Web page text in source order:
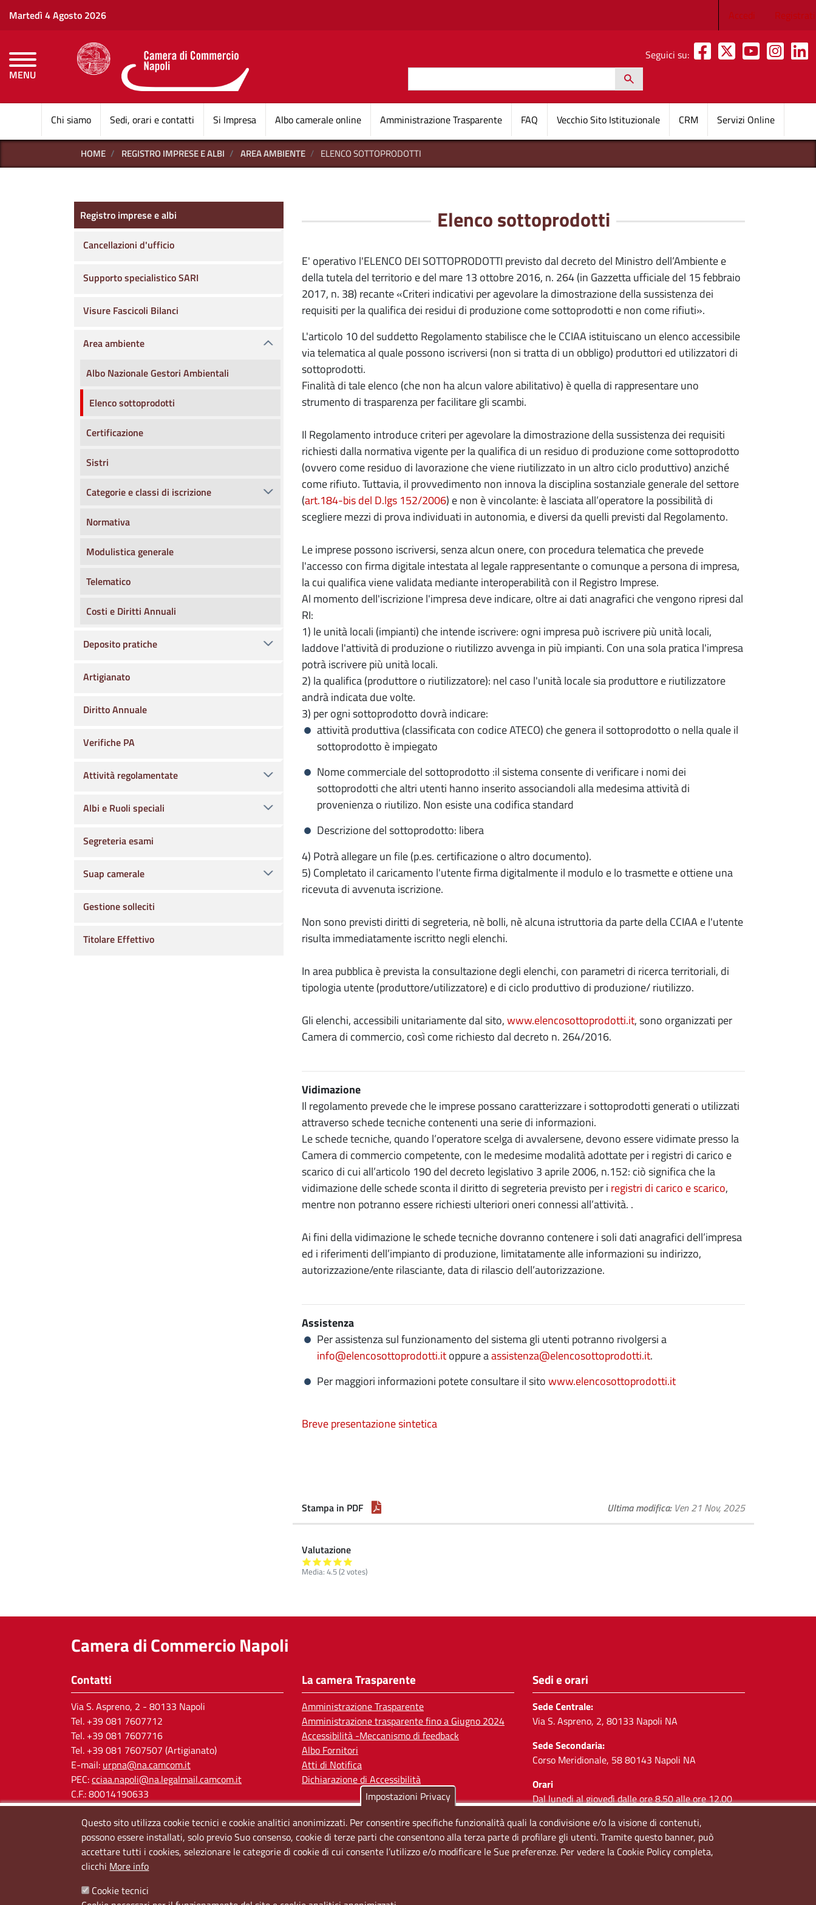
Martedì 4 Agosto 2026 Menu
Accedi Registrati
MENU
CAMERE DI COMMERCIO D'ITALIA
Seguici su:
h
Navigazione principale
Chi siamo Sedi, orari e contatti Si Impresa Albo camerale online Amministrazione Trasparente FAQ Vecchio Sito Istituzionale CRM Servizi Online
HOME REGISTRO IMPRESE E ALBI AREA AMBIENTE ELENCO SOTTOPRODOTTI
Elenco sottoprodotti
E' operativo l'ELENCO DEI SOTTOPRODOTTI previsto dal decreto del Ministro dell’Ambiente e
della tutela del territorio e del mare 13 ottobre 2016, n. 264 (in Gazzetta ufficiale del 15 febbraio
2017, n. 38) recante «Criteri indicativi per agevolare la dimostrazione della sussistenza dei
requisiti per la qualifica dei residui di produzione come sottoprodotti e non come rifiuti».
L'articolo 10 del suddetto Regolamento stabilisce che le CCIAA istituiscano un elenco accessibile
via telematica al quale possono iscriversi (non si tratta di un obbligo) produttori ed utilizzatori di
sottoprodotti.
Finalità di tale elenco (che non ha alcun valore abilitativo) è quella di rappresentare uno
strumento di trasparenza per facilitare gli scambi.
Il Regolamento introduce criteri per agevolare la dimostrazione della sussistenza dei requisiti
richiesti dalla normativa vigente per la qualifica di un residuo di produzione come sottoprodotto
(ovvero come residuo di lavorazione che viene riutilizzato in un altro ciclo produttivo) anziché
come rifiuto. Tuttavia, il provvedimento non innova la disciplina sostanziale generale del settore
(art.184-bis del D.lgs 152/2006) e non è vincolante: è lasciata all’operatore la possibilità di
scegliere mezzi di prova individuati in autonomia, e diversi da quelli previsti dal Regolamento.
Le imprese possono iscriversi, senza alcun onere, con procedura telematica che prevede
l'accesso con firma digitale intestata al legale rappresentante o comunque a persona di impresa,
la cui qualifica viene validata mediante interoperabilità con il Registro Imprese.
Al momento dell'iscrizione l'impresa deve indicare, oltre ai dati anagrafici che vengono ripresi dal
RI:
1) le unità locali (impianti) che intende iscrivere: ogni impresa può iscrivere più unità locali,
laddove l'attività di produzione o riutilizzo avvenga in più impianti. Con una sola pratica l'impresa
potrà iscrivere più unità locali.
2) la qualifica (produttore o riutilizzatore): nel caso l'unità locale sia produttore e riutilizzatore
andrà indicata due volte.
3) per ogni sottoprodotto dovrà indicare:
attività produttiva (classificata con codice ATECO) che genera il sottoprodotto o nella quale il
sottoprodotto è impiegato
Nome commerciale del sottoprodotto :il sistema consente di verificare i nomi dei
sottoprodotti che altri utenti hanno inserito associandoli alla medesima attività di
provenienza o riutilizo. Non esiste una codifica standard
Descrizione del sottoprodotto: libera
4) Potrà allegare un file (p.es. certificazione o altro documento).
5) Completato il caricamento l'utente firma digitalmente il modulo e lo trasmette e ottiene una
ricevuta di avvenuta iscrizione.
Non sono previsti diritti di segreteria, nè bolli, nè alcuna istruttoria da parte della CCIAA e l'utente
risulta immediatamente iscritto negli elenchi.
In area pubblica è prevista la consultazione degli elenchi, con parametri di ricerca territoriali, di
tipologia utente (produttore/utilizzatore) e di ciclo produttivo di produzione/ riutilizzo.
Gli elenchi, accessibili unitariamente dal sito,www.elencosottoprodotti.it, sono organizzati per
Camera di commercio, così come richiesto dal decreto n. 264/2016.
Vidimazione
Il regolamento prevede che le imprese possano caratterizzare i sottoprodotti generati o utilizzati
attraverso schede tecniche contenenti una serie di informazioni.
Le schede tecniche, quando l’operatore scelga di avvalersene, devono essere vidimate presso la
Camera di commercio competente, con le medesime modalità adottate per i registri di carico e
scarico di cui all’articolo 190 del decreto legislativo 3 aprile 2006, n.152: ciò significa che la
vidimazione delle schede sconta il diritto di segreteria previsto per i registri di carico e scarico,
mentre non potranno essere richiesti ulteriori oneri connessi all’attività. .
Ai fini della vidimazione le schede tecniche dovranno contenere i soli dati anagrafici dell’impresa
ed i riferimenti dell’impianto di produzione, limitatamente alle informazioni su indirizzo,
autorizzazione/ente rilasciante, data di rilascio dell’autorizzazione.
Assistenza
Per assistenza sul funzionamento del sistema gli utenti potranno rivolgersi a
info@elencosottoprodotti.itoppure aassistenza@elencosottoprodotti.it.
Per maggiori informazioni potete consultare il sitowww.elencosottoprodotti.it
Breve presentazione sintetica
Stampa in PDF Ultima modifica Ven 21 Nov, 2025
Valutazione
Media: 4.5(2votes)
Registro imprese e albi
Registro imprese e albi
Cancellazioni d'ufficio
Supporto specialistico SARI
Visure Fascicoli Bilanci
Area ambiente
Albo Nazionale Gestori Ambientali
Elenco sottoprodotti
Certificazione
Sistri
Categorie e classi di iscrizione
Normativa
Modulistica generale
Telematico
Costi e Diritti Annuali
Deposito pratiche
Artigianato
Diritto Annuale
Verifiche PA
Attività regolamentate
Albi e Ruoli speciali
Segreteria esami
Suap camerale
Gestione solleciti
Titolare Effettivo
Camera di Commercio Napoli
Contatti
Via S. Aspreno, 2 - 80133 Napoli
Tel. +39 081 7607712
Tel. +39 081 7607716
Tel. +39 081 7607507 (Artigianato)
E-mail: urpna@na.camcom.it
PEC:cciaa.napoli@na.legalmail.camcom.it
C.F.: 80014190633
P.IVA: 03121650638
Cod. IPA: cciaa_na
La camera Trasparente
Amministrazione Trasparente
Amministrazione trasparente fino a Giugno 2024
Accessibilità -Meccanismo di feedback
Albo Fornitori
Atti di Notifica
Dichiarazione di Accessibilità
Sedi e orari
Sede Centrale:
Via S. Aspreno, 2, 80133 Napoli NA
Sede Secondaria:
Corso Meridionale, 58 80143 Napoli NA
Orari
Dal lunedi al giovedì dalle ore 8.50 alle ore 12.00
Social
Impostazioni Privacy
Questo sito utilizza cookie tecnici e cookie analitici anonimizzati. Per consentire specifiche funzionalità quali la condivisione e/o la visione di contenuti,
possono essere installati, solo previo Suo consenso, cookie di terze parti che consentono alla terza parte di profilare gli utenti. Tramite questo banner, può
accettare tutti i cookies, selezionare le categorie di cookie di cui consente l’utilizzo e/o modificare le Sue preferenze. Per vedere la Cookie Policy completa,
clicchi More info
Cookie tecnici